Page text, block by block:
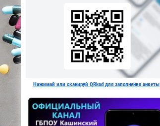
Нажимай или сканируй QRkod для заполнения анкеты